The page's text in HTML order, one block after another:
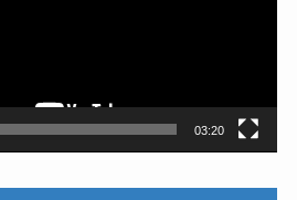
03:20